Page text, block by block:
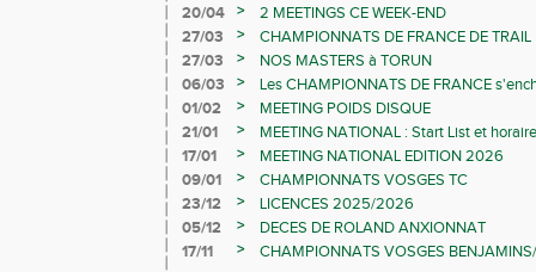
20/04
>
2 MEETINGS CE WEEK-END
27/03
>
CHAMPIONNATS DE FRANCE DE TRAIL
27/03
>
NOS MASTERS à TORUN
06/03
>
Les CHAMPIONNATS DE FRANCE
01/02
>
MEETING POIDS DISQUE
21/01
>
MEETING NATIONAL : Start List et
17/01
>
MEETING NATIONAL EDITION 2026
09/01
>
CHAMPIONNATS VOSGES TC
23/12
>
LICENCES 2025/2026
05/12
>
DECES DE ROLAND ANXIONNAT
17/11
> CHAMPIONNATS VOSGES